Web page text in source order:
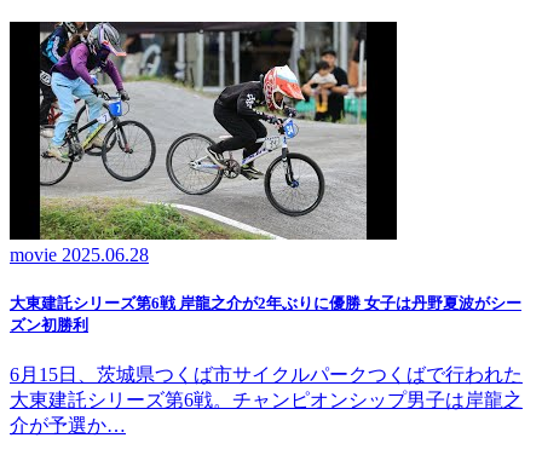
movie 2025.06.28
大東建託シリーズ第6戦 岸龍之介が2年ぶりに優勝 女子は丹野夏波がシー
ズン初勝利
6月15日、茨城県つくば市サイクルパークつくばで行われた
大東建託シリーズ第6戦。チャンピオンシップ男子は岸龍之
介が予選か…